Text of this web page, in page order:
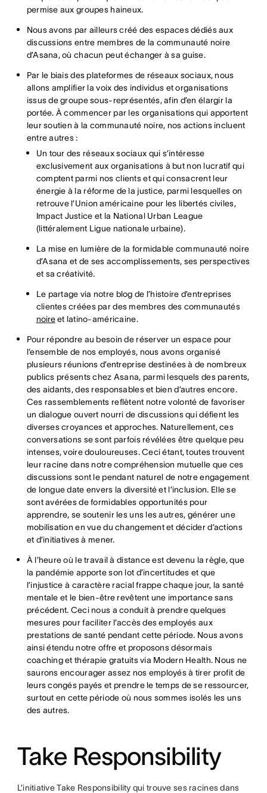
permise aux groupes haineux.
Nous avons par ailleurs créé des espaces dédiés aux
discussions entre membres de la communauté noire
d’Asana, où chacun peut échanger à sa guise.
Par le biais des plateformes de réseaux sociaux, nous
allons amplifier la voix des individus et organisations
issus de groupe sous-représentés, afin d’en élargir la
portée. À commencer par les organisations qui apportent
leur soutien à la communauté noire, nos actions incluent
entre autres :
Un tour des réseaux sociaux qui s’intéresse
exclusivement aux organisations à but non lucratif qui
comptent parmi nos clients et qui consacrent leur
énergie à la réforme de la justice, parmi lesquelles on
retrouve l’Union américaine pour les libertés civiles,
Impact Justice et la National Urban League
(littéralement Ligue nationale urbaine).
La mise en lumière de la formidable communauté noire
d’Asana et de ses accomplissements, ses perspectives
et sa créativité.
Le partage via notre blog de l’histoire d’entreprises
clientes créées par des membres des communautés
noireet latino-américaine.
Pour répondre au besoin de réserver un espace pour
l’ensemble de nos employés, nous avons organisé
plusieurs réunions d’entreprise destinées à de nombreux
publics présents chez Asana, parmi lesquels des parents,
des aidants, des responsables et bien d’autres encore.
Ces rassemblements reflètent notre volonté de favoriser
un dialogue ouvert nourri de discussions qui défient les
diverses croyances et approches. Naturellement, ces
conversations se sont parfois révélées être quelque peu
intenses, voire douloureuses. Ceci étant, toutes trouvent
leur racine dans notre compréhension mutuelle que ces
discussions sont le pendant naturel de notre engagement
de longue date envers la diversité et l’inclusion. Elle se
sont avérées de formidables opportunités pour
apprendre, se soutenir les uns les autres, générer une
mobilisation en vue du changement et décider d’actions
et d’initiatives à mener.
À l’heure où le travail à distance est devenu la règle, que
la pandémie apporte son lot d’incertitudes et que
l’injustice à caractère racial frappe chaque jour, la santé
mentale et le bien-être revêtent une importance sans
précédent. Ceci nous a conduit à prendre quelques
mesures pour faciliter l’accès des employés aux
prestations de santé pendant cette période. Nous avons
ainsi étendu notre offre et proposons désormais
coaching et thérapie gratuits via Modern Health. Nous ne
saurons encourager assez nos employés à tirer profit de
leurs congés payés et prendre le temps de se ressourcer,
surtout en cette période où nous sommes isolés les uns
des autres.
Take Responsibility
L’initiative Take Responsibility qui trouve ses racines dans